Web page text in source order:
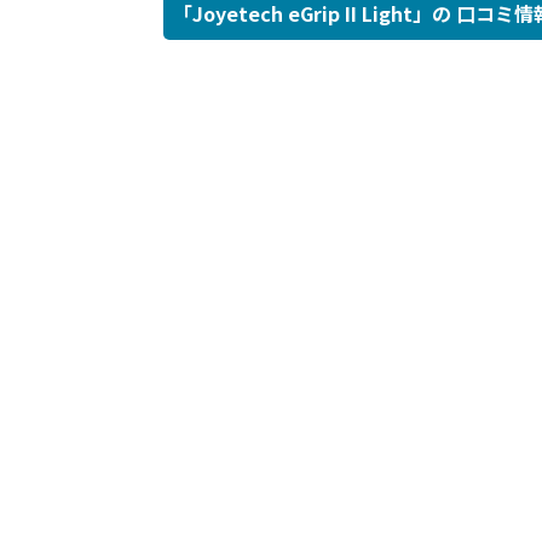
「Joyetech eGrip II Light」の 口コミ情